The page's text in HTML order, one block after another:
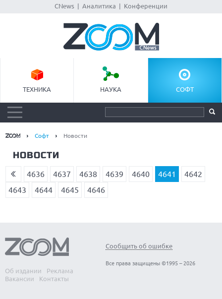
CNews Аналитика Конференции
ТЕХНИКА НАУКА СОФТ
Софт Новости
НОВОСТИ
4636 4637 4638 4639 4640 4641
4642
4643
4644 4645 4646
Об издании
Реклама
Вакансии
Контакты
Сообщить об ошибке
Все права защищены ©1995 – 2026